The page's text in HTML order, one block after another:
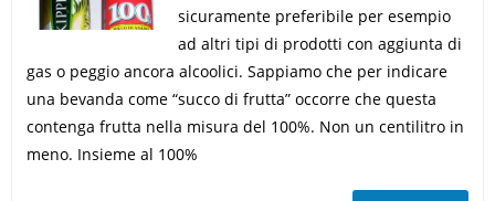
sicuramente preferibile per esempio
ad altri tipi di prodotti con aggiunta di
gas o peggio ancora alcoolici. Sappiamo che per indicare
una bevanda come “succo di frutta” occorre che questa
contenga frutta nella misura del 100%. Non un centilitro in
meno. Insieme al 100%